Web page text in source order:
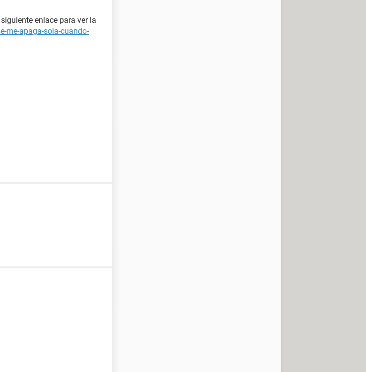
enlace para ver la
me-apaga-sola-cuando-